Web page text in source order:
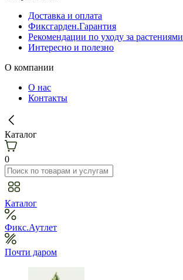
Доставка и оплата
Фиксгарден.Гарантия
Рекомендации по уходу за растениями
Интересно и полезно
О компании
О нас
Контакты
Каталог
0
Каталог
Фикс.Аутлет
Почти даром